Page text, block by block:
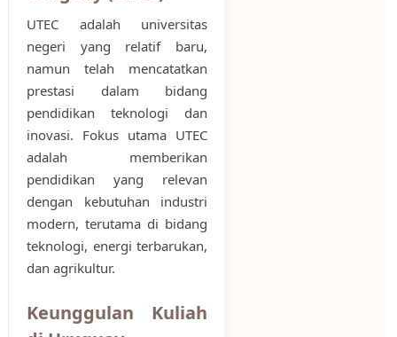
UTEC adalah universitas
negeri yang relatif baru,
namun telah mencatatkan
prestasi dalam bidang
pendidikan teknologi dan
inovasi. Fokus utama UTEC
adalah memberikan
pendidikan yang relevan
dengan kebutuhan industri
modern, terutama di bidang
teknologi, energi terbarukan,
dan agrikultur.
Keunggulan Kuliah